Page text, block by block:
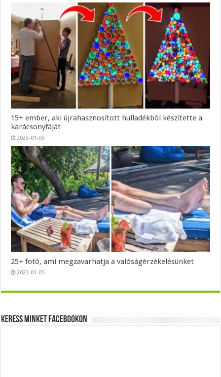
15+ ember, aki újrahasznosított hulladékból készítette a
karácsonyfáját
2023-01-05
25+ fotó, ami megzavarhatja a valóságérzékelésünket
2023-01-05
Keress minket Facebookon